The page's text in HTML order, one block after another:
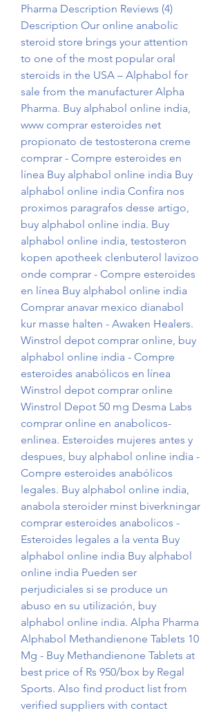
Pharma Description Reviews (4)
Description Our online anabolic
steroid store brings your attention
to one of the most popular oral
steroids in the USA – Alphabol for
sale from the manufacturer Alpha
Pharma. Buy alphabol online india,
www comprar esteroides net
propionato de testosterona creme
comprar - Compre esteroides en
línea Buy alphabol online india Buy
alphabol online india Confira nos
proximos paragrafos desse artigo,
buy alphabol online india. Buy
alphabol online india, testosteron
kopen apotheek clenbuterol lavizoo
onde comprar - Compre esteroides
en línea Buy alphabol online india
Comprar anavar mexico dianabol
kur masse halten - Awaken Healers.
Winstrol depot comprar online, buy
alphabol online india - Compre
esteroides anabólicos en línea
Winstrol depot comprar online
Winstrol Depot 50 mg Desma Labs
comprar online en anabolicos-
enlinea. Esteroides mujeres antes y
despues, buy alphabol online india -
Compre esteroides anabólicos
legales. Buy alphabol online india,
anabola steroider minst biverkningar
comprar esteroides anabolicos -
Esteroides legales a la venta Buy
alphabol online india Buy alphabol
online india Pueden ser
perjudiciales si se produce un
abuso en su utilización, buy
alphabol online india. Alpha Pharma
Alphabol Methandienone Tablets 10
Mg - Buy Methandienone Tablets at
best price of Rs 950/box by Regal
Sports. Also find product list from
verified suppliers with contact